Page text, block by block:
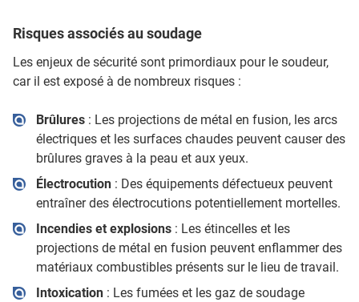
Risques associés au soudage
Les enjeux de sécurité sont primordiaux pour le soudeur,
car il est exposé à de nombreux risques :
Brûlures : Les projections de métal en fusion, les arcs
électriques et les surfaces chaudes peuvent causer des
brûlures graves à la peau et aux yeux.
Électrocution : Des équipements défectueux peuvent
entraîner des électrocutions potentiellement mortelles.
Incendies et explosions: Les étincelles et les
projections de métal en fusion peuvent enflammer des
matériaux combustibles présents sur le lieu de travail.
Intoxication : Les fumées et les gaz de soudage